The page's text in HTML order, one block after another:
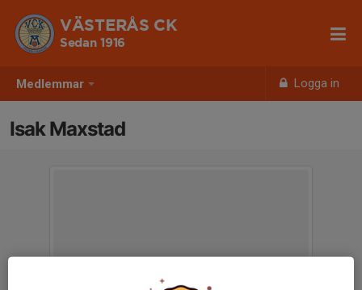
Medlemmar Logga in
VÄSTERÅS CK
Sedan 1916
Isak Maxstad